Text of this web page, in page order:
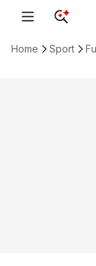
Home Sport